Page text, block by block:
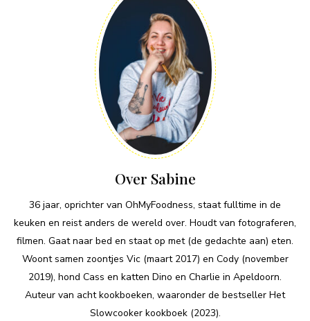
Over Sabine
36 jaar, oprichter van OhMyFoodness, staat fulltime in de
keuken en reist anders de wereld over. Houdt van fotograferen,
filmen. Gaat naar bed en staat op met (de gedachte aan) eten.
Woont samen zoontjes Vic (maart 2017) en Cody (november
2019), hond Cass en katten Dino en Charlie in Apeldoorn.
Auteur van acht kookboeken, waaronder de bestseller Het
Slowcooker kookboek (2023).